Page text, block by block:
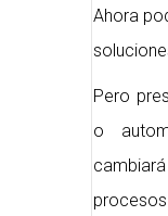
Ahora
Pero
o